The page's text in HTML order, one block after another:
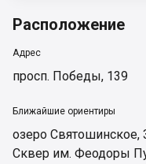
Расположение
Адрес
просп. Победы, 139
Ближайшие ориентиры
озеро Святошинское,
Сквер им. Феодоры